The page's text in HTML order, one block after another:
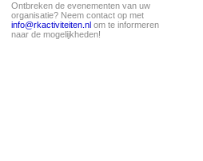
Ontbreken de evenementen van uw
organisatie? Neem contact op met
info@rkactiviteiten.nl om te informeren
naar de mogelijkheden!